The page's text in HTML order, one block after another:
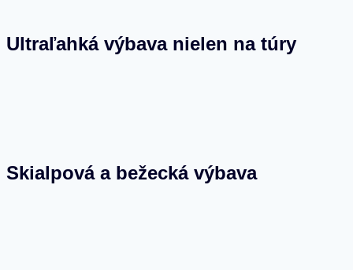
Ultraľahká výbava nielen na túry
Skialpová a bežecká výbava